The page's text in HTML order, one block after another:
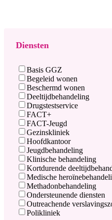
Filters
Diensten
Diensten
Basis GGZ
Begeleid wonen
Beschermd wonen
Deeltijdbehandeling
Drugstestservice
FACT+
FACT-Jeugd
Gezinskliniek
Hoofdkantoor
Jeugdbehandeling
Klinische behandeling
Kortdurende
Medische
Methadonbehandeling
Ondersteunende diensten
Outreachende
Polikliniek